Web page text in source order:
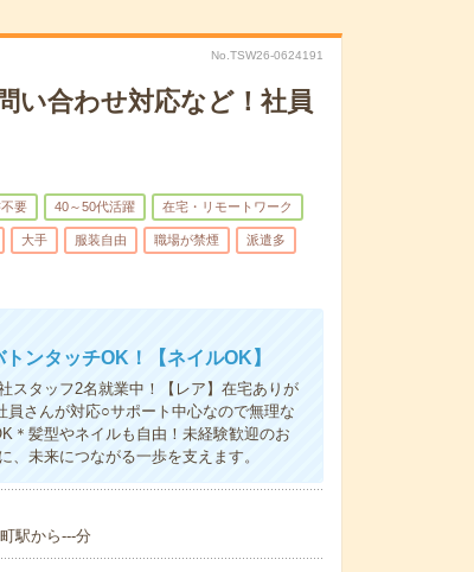
No.TSW26-0624191
い合わせ対応など！社員
要 40～50代活躍 在宅・リモートワーク
大手 服装自由 職場が禁煙 派遣多
ンタッチOK！【ネイルOK】
スタッフ2名就業中！【レア】在宅ありが
さんが対応○サポート中心なので無理な
＊髪型やネイルも自由！未経験歓迎のお
未来につながる一歩を支えます。
駅から---分